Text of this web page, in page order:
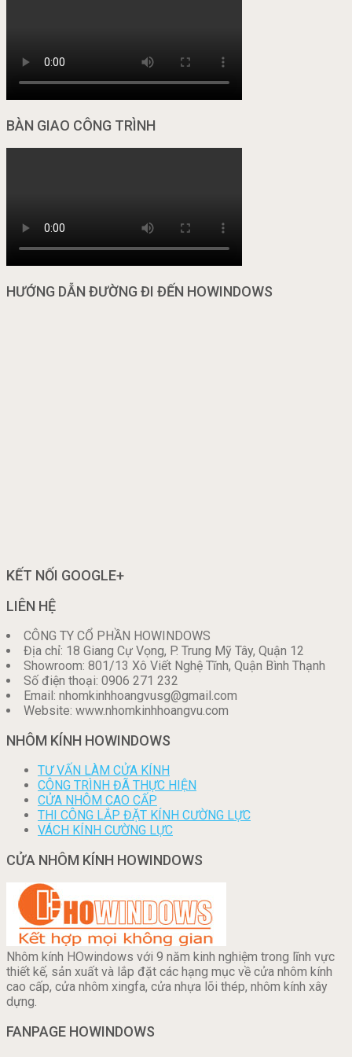
BÀN GIAO CÔNG TRÌNH
HƯỚNG DẪN ĐƯỜNG ĐI ĐẾN HOWINDOWS
KẾT NỐI GOOGLE+
LIÊN HỆ
CÔNG TY CỔ PHẦN HOWINDOWS
Địa chỉ: 18 Giang Cự Vọng, P. Trung Mỹ Tây, Quận 12
Showroom: 801/13 Xô Viết Nghệ Tĩnh, Quận Bình Thạnh
Số điện thoại: 0906 271 232
Email: nhomkinhhoangvusg@gmail.com
Website: www.nhomkinhhoangvu.com
NHÔM KÍNH HOWINDOWS
TƯ VẤN LÀM CỬA KÍNH
CÔNG TRÌNH ĐÃ THỰC HIỆN
CỬA NHÔM CAO CẤP
THI CÔNG LẮP ĐẶT KÍNH CƯỜNG LỰC
VÁCH KÍNH CƯỜNG LỰC
CỬA NHÔM KÍNH HOWINDOWS
Nhôm kính HOwindows với 9 năm kinh nghiệm trong lĩnh vực
thiết kế, sản xuất và lắp đặt các hạng mục về cửa nhôm kính
cao cấp, cửa nhôm xingfa, cửa nhựa lõi thép, nhôm kính xây
dựng.
FANPAGE HOWINDOWS